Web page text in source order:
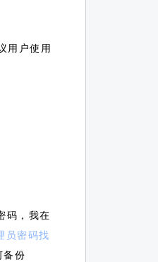
用户使用
码，我在
员密码找
备份